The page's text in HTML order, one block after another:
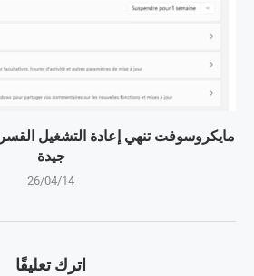
مايكروسوفت تنهي إعادة التشغيل
جيدة
26/04/14
اترك تعليقًا